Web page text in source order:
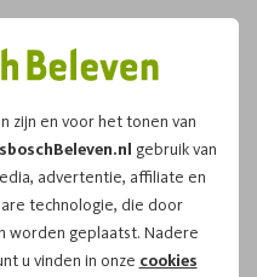
zijn en voor het tonen van
gebruik van
advertentie, affiliate en
technologie, die door
worden geplaatst. Nadere
u vinden in onze cookies
voor dit